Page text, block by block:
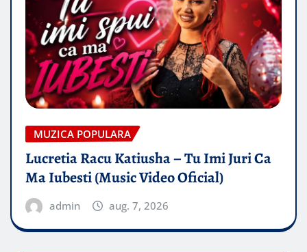
MUZICA POPULARA
Lucretia Racu Katiusha – Tu Imi Juri Ca
Ma Iubesti (Music Video Oficial)
admin aug. 7, 2026